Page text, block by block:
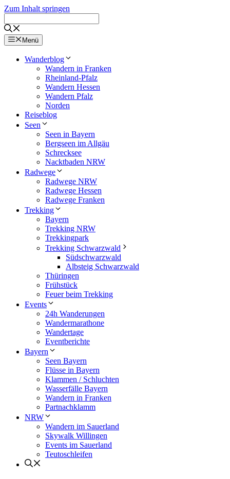
Zum Inhalt springen
Menü
Wanderblog
Wandern in Franken
Rheinland-Pfalz
Wandern Hessen
Wandern Pfalz
Norden
Reiseblog
Seen
Seen in Bayern
Bergseen im Allgäu
Schrecksee
Nacktbaden NRW
Radwege
Radwege NRW
Radwege Hessen
Radwege Franken
Trekking
Bayern
Trekking NRW
Trekkingpark
Trekking Schwarzwald
Südschwarzwald
Albsteig Schwarzwald
Thüringen
Frühstück
Feuer beim Trekking
Events
24h Wanderungen
Wandermarathone
Wandertage
Eventberichte
Bayern
Seen Bayern
Flüsse in Bayern
Klammen / Schluchten
Wasserfälle Bayern
Wandern in Franken
Partnachklamm
NRW
Wandern im Sauerland
Skywalk Willingen
Events im Sauerland
Teutoschleifen